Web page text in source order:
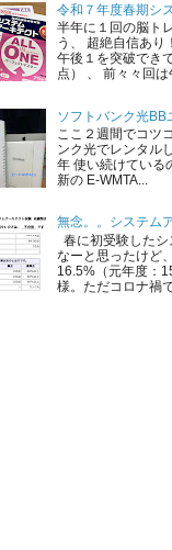
令和７年度春期シ
半年に１回の脳ト
う、 超絶自信あり
午後１を突破でき
点） 、 前々々回
ソフトバンク光BB
ここ２週間でコツ
ンク光でレンタル
年 使い続けている
新の E-WMTA...
無念。。システム
春に初受験した
なーと思ったけど
16.5%（元年度：
様。ただコロナ禍